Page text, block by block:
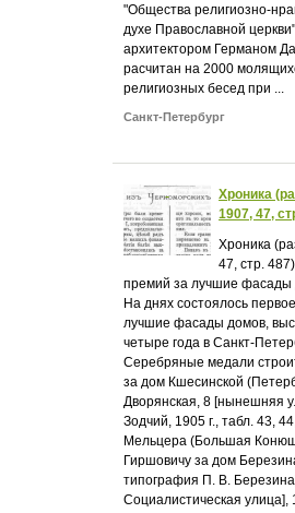
"Общества религиозно-
духе Православной
архитектором Германом
расчитан на 2000
религиозных бесед при ...
Санкт-Петербург
Хроника
1907, 47,
Хроника
47, стр.
премий за лучшие фасады
На днях состоялось
лучшие фасады домов,
четыре года в Санкт-
Серебряные медали
за дом Кшесинской
Дворянская, 8 [нынешняя
Зодчий, 1905 г., табл. 43,
Мельцера (Большая
Гиршовичу за дом
типография П. В.
Социалистическая улица],